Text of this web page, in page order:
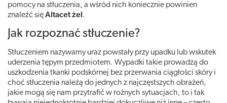
pomocy na stłuczenia, a wśród nich koniecznie powinien
znaleźć sięAltacet żel .
Jak rozpoznać stłuczenie?
Stłuczeniem nazywamy uraz powstały przy upadku lub wskutek
uderzenia tępym przedmiotem. Wypadki takie prowadzą do
uszkodzenia tkanki podskórnej bez przerwania ciągłości skóry i
choć stłuczenia należą do jednych z najczęstszych obrażeń,
jakie mogą się nam przytrafić w rożnych sytuacjach, to i tak